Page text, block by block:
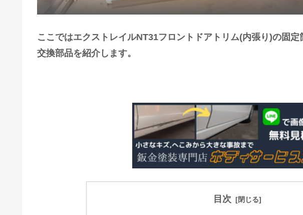
ここではエクストレイルNT31フロントドアトリム(内張り)の固定
交換部品を紹介します。
目次